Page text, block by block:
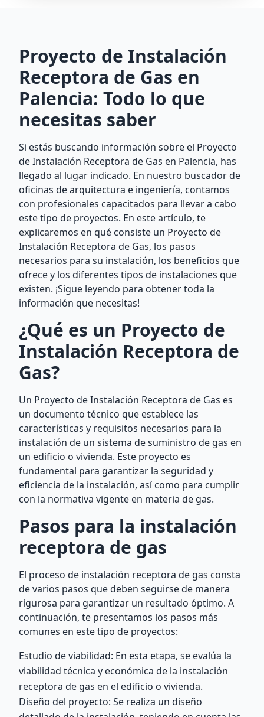
Proyecto de Instalación
Receptora de Gas en
Palencia: Todo lo que
necesitas saber
Si estás buscando información sobre el Proyecto
de Instalación Receptora de Gas en Palencia, has
llegado al lugar indicado. En nuestro buscador de
oficinas de arquitectura e ingeniería, contamos
con profesionales capacitados para llevar a cabo
este tipo de proyectos. En este artículo, te
explicaremos en qué consiste un Proyecto de
Instalación Receptora de Gas, los pasos
necesarios para su instalación, los beneficios que
ofrece y los diferentes tipos de instalaciones que
existen. ¡Sigue leyendo para obtener toda la
información que necesitas!
¿Qué es un Proyecto de
Instalación Receptora de
Gas?
Un Proyecto de Instalación Receptora de Gas es
un documento técnico que establece las
características y requisitos necesarios para la
instalación de un sistema de suministro de gas en
un edificio o vivienda. Este proyecto es
fundamental para garantizar la seguridad y
eficiencia de la instalación, así como para cumplir
con la normativa vigente en materia de gas.
Pasos para la instalación
receptora de gas
El proceso de instalación receptora de gas consta
de varios pasos que deben seguirse de manera
rigurosa para garantizar un resultado óptimo. A
continuación, te presentamos los pasos más
comunes en este tipo de proyectos:
Estudio de viabilidad: En esta etapa, se evalúa la
viabilidad técnica y económica de la instalación
receptora de gas en el edificio o vivienda.
Diseño del proyecto: Se realiza un diseño